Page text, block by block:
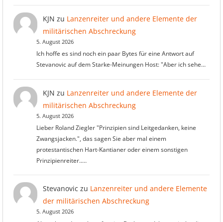
KJN zu Lanzenreiter und andere Elemente der
militärischen Abschreckung
5. August 2026
Ich hoffe es sind noch ein paar Bytes für eine Antwort auf
Stevanovic auf dem Starke-Meinungen Host: "Aber ich sehe…
KJN zu Lanzenreiter und andere Elemente der
militärischen Abschreckung
5. August 2026
Lieber Roland Ziegler "Prinzipien sind Leitgedanken, keine
Zwangsjacken.", das sagen Sie aber mal einem
protestantischen Hart-Kantianer oder einem sonstigen
Prinzipienreiter..…
Stevanovic zu Lanzenreiter und andere Elemente
der militärischen Abschreckung
5. August 2026